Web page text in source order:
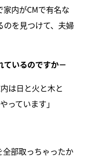
内がCMで有名な
のを見つけて、夫婦
ているのですか－
は日と火と木と
っています」
全部取っちゃったか